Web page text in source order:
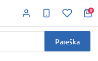
0
Paieška